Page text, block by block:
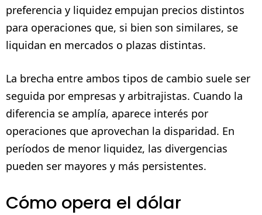
preferencia y liquidez empujan precios distintos
para operaciones que, si bien son similares, se
liquidan en mercados o plazas distintas.
La brecha entre ambos tipos de cambio suele ser
seguida por empresas y arbitrajistas. Cuando la
diferencia se amplía, aparece interés por
operaciones que aprovechan la disparidad. En
períodos de menor liquidez, las divergencias
pueden ser mayores y más persistentes.
Cómo opera el dólar